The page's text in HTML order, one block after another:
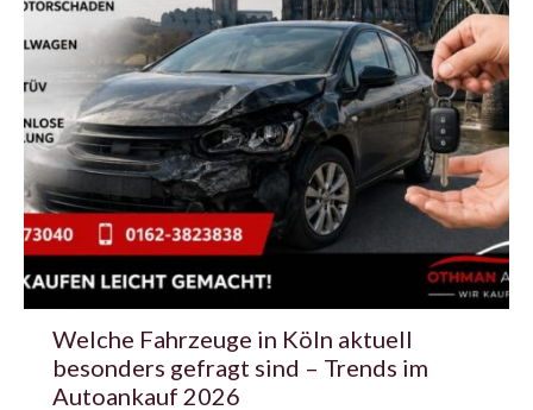
Welche Fahrzeuge in Köln aktuell
besonders gefragt sind – Trends im
Autoankauf 2026